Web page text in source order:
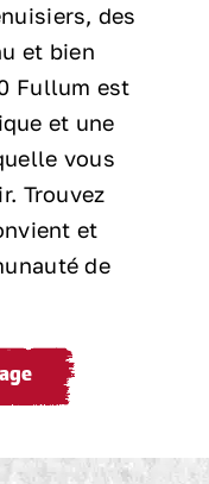
des
et bien
Fullum est
et une
vous
Trouvez
et
de